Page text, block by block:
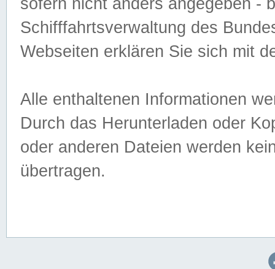
Schifffahrtsverwaltung des
Webseiten erklären Sie sich mit
Alle enthaltenen Informationen
Durch das Herunterladen oder
oder anderen Dateien werden
übertragen.